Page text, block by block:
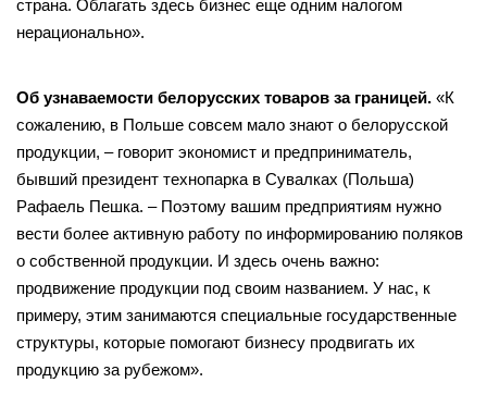
страна. Облагать здесь бизнес еще одним налогом
нерационально».
Об узнаваемости белорусских товаров за границей. «К
сожалению, в Польше совсем мало знают о белорусской
продукции, – говорит экономист и предприниматель,
бывший президент технопарка в Сувалках (Польша)
Рафаель Пешка. – Поэтому вашим предприятиям нужно
вести более активную работу по информированию поляков
о собственной продукции. И здесь очень важно:
продвижение продукции под своим названием. У нас, к
примеру, этим занимаются специальные государственные
структуры, которые помогают бизнесу продвигать их
продукцию за рубежом».